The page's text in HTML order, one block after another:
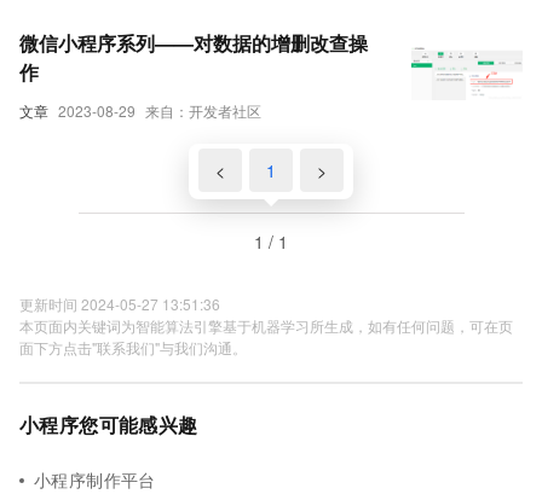
文章 2023-08-29 来自：开发者社区
微信小程序系列——对数据的增删改查操
作
< 1 >
1 / 1
更新时间 2024-05-27 13:51:36
本页面内关键词为智能算法引擎基于机器学习所生成，如有任何问题，可在页
面下方点击"联系我们"与我们沟通。
小程序您可能感兴趣
小程序制作平台